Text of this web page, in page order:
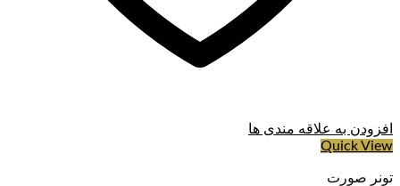
افزودن به علاقه مندی ها
Quick View
تونر صورت